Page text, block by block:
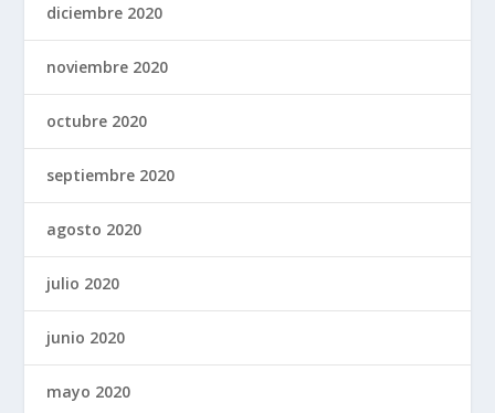
diciembre 2020
noviembre 2020
octubre 2020
septiembre 2020
agosto 2020
julio 2020
junio 2020
mayo 2020